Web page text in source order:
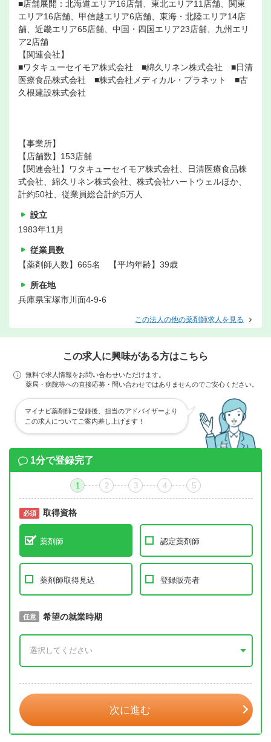
■店舗展開：北海道エリア16店舗、東北エリア11店舗、関東
エリア16店舗、甲信越エリア6店舗、東海・北陸エリア14店
舗、近畿エリア65店舗、中国・四国エリア23店舗、九州エリ
ア2店舗
【関連会社】
■ワタキューセイモア株式会社 ■綿久リネン株式会社 ■日清
医療食品株式会社 ■株式会社メディカル・プラネット ■古
久根建設株式会社
【事業所】
【店舗数】153店舗
【関連会社】ワタキューセイモア株式会社、日清医療食品株
式会社、綿久リネン株式会社、株式会社ハートウェルほか、
計約50社、従業員総合計約5万人
設立
1983年11月
従業員数
【薬剤師人数】665名 【平均年齢】39歳
所在地
兵庫県宝塚市川面4-9-6
この法人の他の薬剤師求人を見る
この求人に興味がある方はこちら
無料で求人情報をお問い合わせいただけます。
薬局・病院等への直接応募・問い合わせではありませんのでご安心ください。
マイナビ薬剤師ご登録後、担当のアドバイザーより
この求人についてご案内差し上げます！
1分で登録完了
1 2 3 4 5
必須 取得資格
薬剤師 認定薬剤師
薬剤師取得見込 登録販売者
必須 取得予定年
任意 希望の就業時期
次に進む